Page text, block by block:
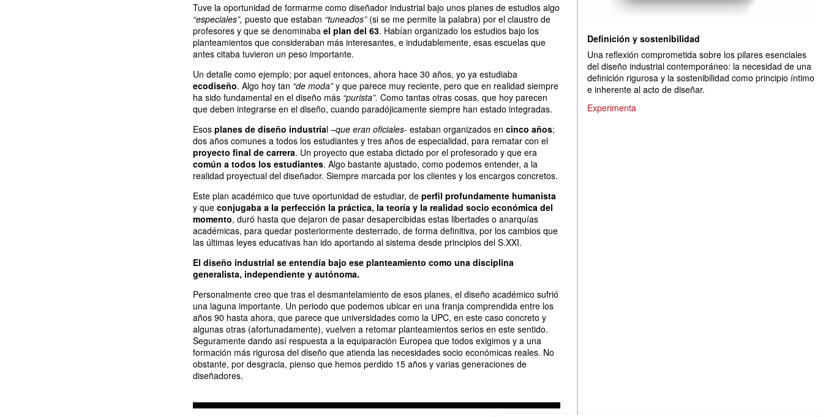
Tuve la oportunidad de formarme como diseñador industrial bajo unos planes de estudios algo
“especiales”, puesto que estaban “tuneados” (si se me permite la palabra) por el claustro de
profesores y que se denominaba el plan del 63. Habían organizado los estudios bajo los
planteamientos que consideraban más interesantes, e indudablemente, esas escuelas que
antes citaba tuvieron un peso importante.
Un detalle como ejemplo; por aquel entonces, ahora hace 30 años, yo ya estudiaba
ecodiseño. Algo hoy tan “de moda”y que parece muy reciente, pero que en realidad siempre
ha sido fundamental en el diseño más “purista”. Como tantas otras cosas, que hoy parecen
que deben integrarse en el diseño, cuando paradójicamente siempre han estado integradas.
Esos planes de diseño industrial –que eran oficiales- estaban organizados en cinco años;
dos años comunes a todos los estudiantes y tres años de especialidad, para rematar con el
proyecto final de carrera. Un proyecto que estaba dictado por el profesorado y que era
común a todos los estudiantes. Algo bastante ajustado, como podemos entender, a la
realidad proyectual del diseñador. Siempre marcada por los clientes y los encargos concretos.
Este plan académico que tuve oportunidad de estudiar, de perfil profundamente humanista
y que conjugaba a la perfección la práctica, la teoría y la realidad socio económica del
momento, duró hasta que dejaron de pasar desapercibidas estas libertades o anarquías
académicas, para quedar posteriormente desterrado, de forma definitiva, por los cambios que
las últimas leyes educativas han ido aportando al sistema desde principios del S.XXI.
El diseño industrial se entendía bajo ese planteamiento como una disciplina
generalista, independiente y autónoma.
Personalmente creo que tras el desmantelamiento de esos planes, el diseño académico sufrió
una laguna importante. Un periodo que podemos ubicar en una franja comprendida entre los
años 90 hasta ahora, que parece que universidades como la UPC, en este caso concreto y
algunas otras (afortunadamente), vuelven a retomar planteamientos serios en este sentido.
Seguramente dando así respuesta a la equiparación Europea que todos exigimos y a una
formación más rigurosa del diseño que atienda las necesidades socio económicas reales. No
obstante, por desgracia, pienso que hemos perdido 15 años y varias generaciones de
diseñadores.
Definición y sostenibilidad
Una reflexión comprometida sobre los pilares esenciales
del diseño industrial contemporáneo: la necesidad de una
definición rigurosa y la sostenibilidad como principio íntimo
e inherente al acto de diseñar.
Experimenta